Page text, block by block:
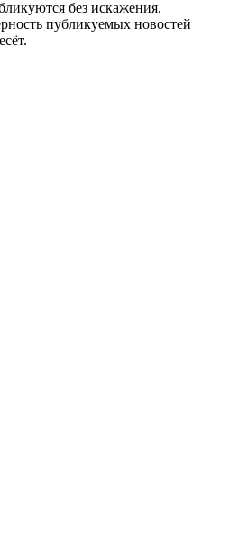
без искажения,
публикуемых новостей